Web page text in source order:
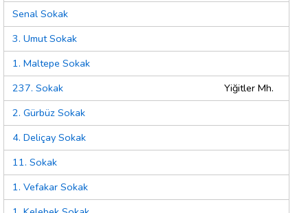
Senal Sokak
3. Umut Sokak
1. Maltepe Sokak
237. Sokak
Yiğitler Mh.
2. Gürbüz Sokak
4. Deliçay Sokak
11. Sokak
1. Vefakar Sokak